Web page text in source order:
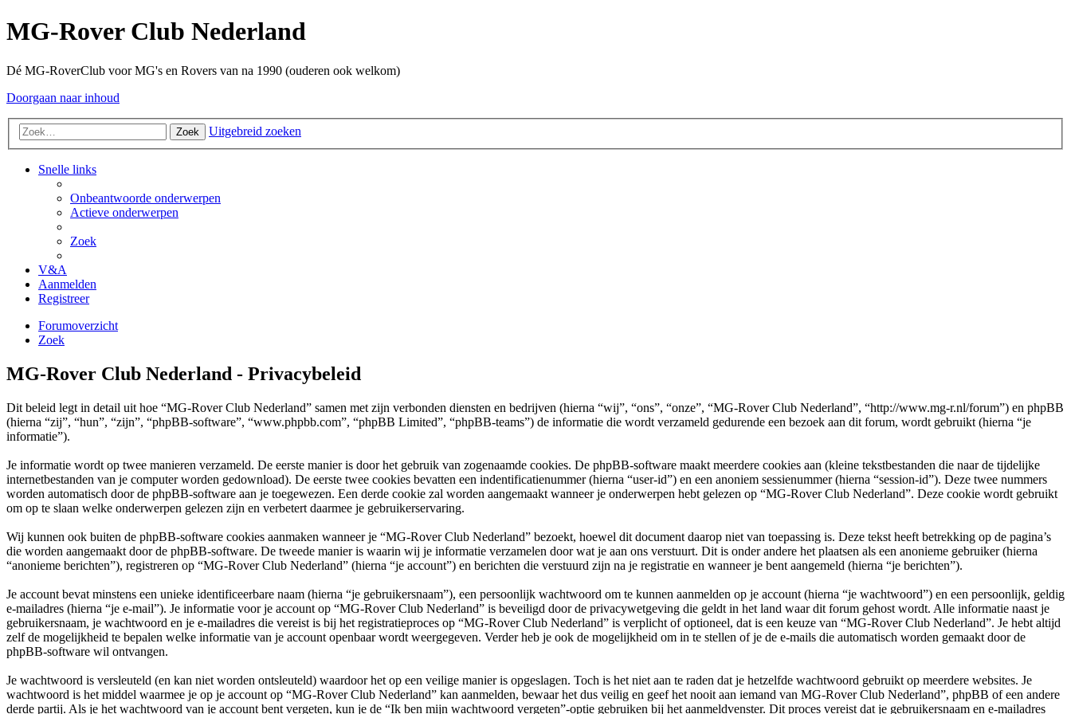
MG-Rover Club Nederland
Dé MG-RoverClub voor MG's en Rovers van na 1990 (ouderen ook welkom)
Doorgaan naar inhoud
Zoek Uitgebreid zoeken
Snelle links
Onbeantwoorde onderwerpen
Actieve onderwerpen
Zoek
V&A
Aanmelden
Registreer
Forumoverzicht
Zoek
MG-Rover Club Nederland - Privacybeleid
Dit beleid legt in detail uit hoe “MG-Rover Club Nederland” samen met zijn verbonden diensten en bedrijven (hierna “wij”, “ons”, “onze”, “MG-Rover Club Nederland”, “http://www.mg-r.nl/forum”) en phpBB
(hierna “zij”, “hun”, “zijn”, “phpBB-software”, “www.phpbb.com”, “phpBB Limited”, “phpBB-teams”) de informatie die wordt verzameld gedurende een bezoek aan dit forum, wordt gebruikt (hierna “je
informatie”).
Je informatie wordt op twee manieren verzameld. De eerste manier is door het gebruik van zogenaamde cookies. De phpBB-software maakt meerdere cookies aan (kleine tekstbestanden die naar de tijdelijke
internetbestanden van je computer worden gedownload). De eerste twee cookies bevatten een indentificatienummer (hierna “user-id”) en een anoniem sessienummer (hierna “session-id”). Deze twee nummers
worden automatisch door de phpBB-software aan je toegewezen. Een derde cookie zal worden aangemaakt wanneer je onderwerpen hebt gelezen op “MG-Rover Club Nederland”. Deze cookie wordt gebruikt
om op te slaan welke onderwerpen gelezen zijn en verbetert daarmee je gebruikerservaring.
Wij kunnen ook buiten de phpBB-software cookies aanmaken wanneer je “MG-Rover Club Nederland” bezoekt, hoewel dit document daarop niet van toepassing is. Deze tekst heeft betrekking op de pagina’s
die worden aangemaakt door de phpBB-software. De tweede manier is waarin wij je informatie verzamelen door wat je aan ons verstuurt. Dit is onder andere het plaatsen als een anonieme gebruiker (hierna
“anonieme berichten”), registreren op “MG-Rover Club Nederland” (hierna “je account”) en berichten die verstuurd zijn na je registratie en wanneer je bent aangemeld (hierna “je berichten”).
Je account bevat minstens een unieke identificeerbare naam (hierna “je gebruikersnaam”), een persoonlijk wachtwoord om te kunnen aanmelden op je account (hierna “je wachtwoord”) en een persoonlijk, geldig
e-mailadres (hierna “je e-mail”). Je informatie voor je account op “MG-Rover Club Nederland” is beveiligd door de privacywetgeving die geldt in het land waar dit forum gehost wordt. Alle informatie naast je
gebruikersnaam, je wachtwoord en je e-mailadres die vereist is bij het registratieproces op “MG-Rover Club Nederland” is verplicht of optioneel, dat is een keuze van “MG-Rover Club Nederland”. Je hebt altijd
zelf de mogelijkheid te bepalen welke informatie van je account openbaar wordt weergegeven. Verder heb je ook de mogelijkheid om in te stellen of je de e-mails die automatisch worden gemaakt door de
phpBB-software wil ontvangen.
Je wachtwoord is versleuteld (en kan niet worden ontsleuteld) waardoor het op een veilige manier is opgeslagen. Toch is het niet aan te raden dat je hetzelfde wachtwoord gebruikt op meerdere websites. Je
wachtwoord is het middel waarmee je op je account op “MG-Rover Club Nederland” kan aanmelden, bewaar het dus veilig en geef het nooit aan iemand van MG-Rover Club Nederland”, phpBB of een andere
derde partij. Als je het wachtwoord van je account bent vergeten, kun je de “Ik ben mijn wachtwoord vergeten”-optie gebruiken bij het aanmeldvenster. Dit proces vereist dat je gebruikersnaam en e-mailadres